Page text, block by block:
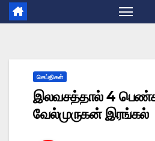
செய்திகள்
இலவசத்தால் 4
வேல்முருகன் இரங்கல்